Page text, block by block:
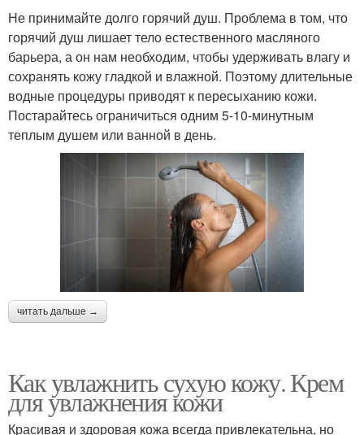
Не принимайте долго горячий душ. Проблема в том, что
горячий душ лишает тело естественного масляного
барьера, а он нам необходим, чтобы удерживать влагу и
сохранять кожу гладкой и влажной. Поэтому длительные
водные процедуры приводят к пересыханию кожи.
Постарайтесь ограничиться одним 5-10-минутным
теплым душем или ванной в день.
читать дальше →
Как увлажнить сухую кожу. Крем
для увлажнения кожи
Красивая и здоровая кожа всегда привлекательна, но